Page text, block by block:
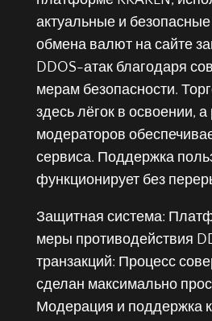
актуальные и
обмена валют на сайте
DDOS-атак благодаря
мерам безопасности.
здесь лёгок в освоении, а
модераторов
сервиса. Поддержка
функционирует без
Защитная система:
меры противодействия
транзакций: Процесс
сделан максимально
Модерация и поддержка